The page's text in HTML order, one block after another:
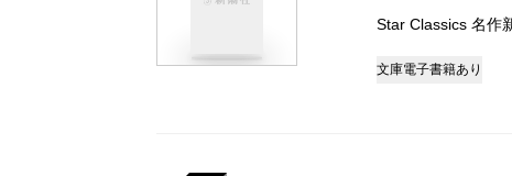
Star Classics 名
文庫電子書籍あり